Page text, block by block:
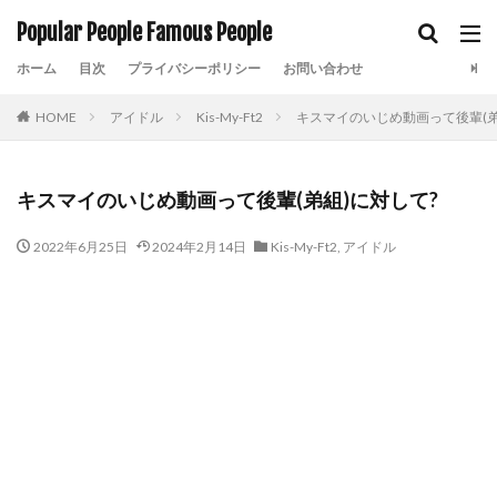
Popular People Famous People
ホーム 目次 プライバシーポリシー お問い合わせ
HOME アイドル Kis-My-Ft2 キスマイのいじめ動画って後輩(
キスマイのいじめ動画って後輩(弟組)に対して?
2022年6月25日 2024年2月14日 Kis-My-Ft2, アイドル